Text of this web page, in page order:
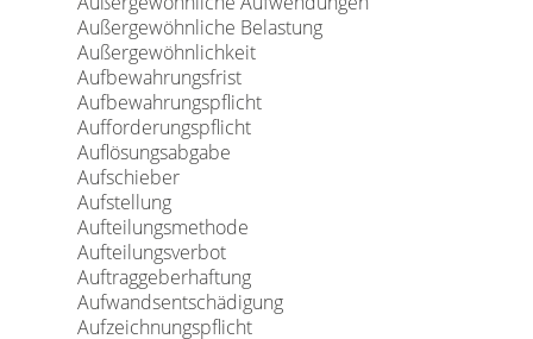
Außergewöhnliche Belastung
Außergewöhnlichkeit
Aufbewahrungsfrist
Aufbewahrungspflicht
Aufforderungspflicht
Auflösungsabgabe
Aufschieber
Aufstellung
Aufteilungsmethode
Aufteilungsverbot
Auftraggeberhaftung
Aufwandsentschädigung
Aufzeichnungspflicht